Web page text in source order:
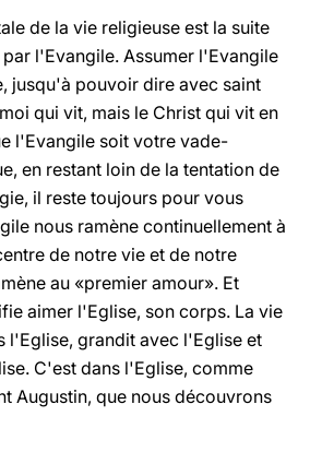
de la vie religieuse est la suite
l'Evangile. Assumer l'Evangile
jusqu'à pouvoir dire avec saint
qui vit, mais le Christ qui vit en
l'Evangile soit votre vade-
en restant loin de la tentation de
il reste toujours pour vous
nous ramène continuellement à
de notre vie et de notre
au «premier amour». Et
aimer l'Eglise, son corps. La vie
l'Eglise, grandit avec l'Eglise et
C'est dans l'Eglise, comme
Augustin, que nous découvrons